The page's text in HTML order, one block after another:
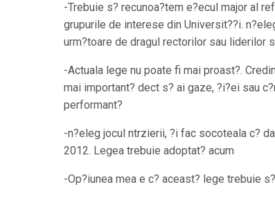
-Trebuie s? recunoa?tem e?ecul major al
grupurile de interese din Universit??i.
urm?toare de dragul rectorilor sau liderilor
-Actuala lege nu poate fi mai proast?.
mai important? dect s? ai gaze, ?i?ei sau
performant?
-n?eleg jocul ntrzierii, ?i fac socoteala c?
2012. Legea trebuie adoptat? acum
-Op?iunea mea e c? aceast? lege trebuie